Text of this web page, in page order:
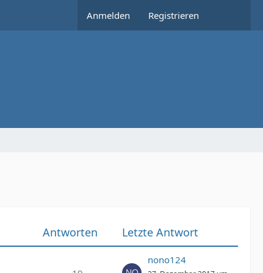
Anmelden Registrieren
Antworten Letzte Antwort
nono124